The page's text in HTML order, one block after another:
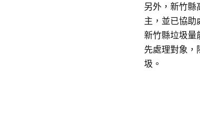
另外，新竹縣
主，並已協助
新竹縣垃圾量
先處理對象，
圾。